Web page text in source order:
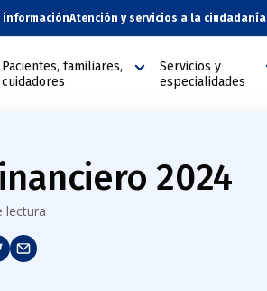
informaciónAtención y servicios a la ciudadanía
Pacientes, familiares,
cuidadores
Servicios y
especialidades
2024
lectura